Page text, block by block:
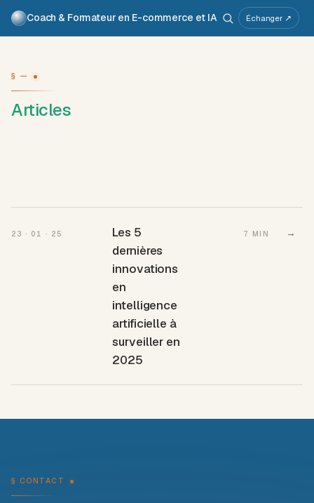
Coach & Formateur en E-commerce et IA
Pour qui Services Travaux Voix À propos Atelier IA Métiers
Échanger ↗
§ —
Articles
23 · 01 · 25
Les 5
dernières
innovations
en
intelligence
artificielle à
surveiller en
2025
7 MIN →
§ CONTACT